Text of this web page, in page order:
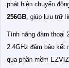
phát hiện chuyển
256GB, giúp lưu trữ
Tính năng đàm thoại
2.4GHz đảm bảo kết
qua phần mềm